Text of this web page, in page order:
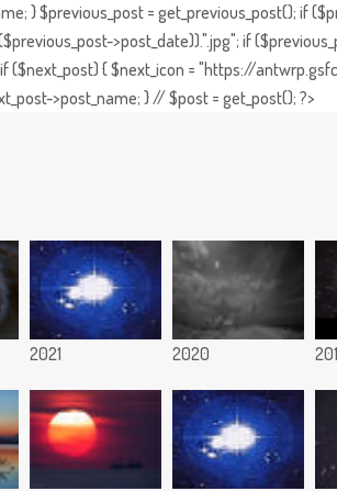
} $previous_post = get_previous_post(); if
>post_date)).".jpg"; if
($next_post) { $next_icon = "https://
>post_name; } // $post = get_post(); ?>
2021 2020